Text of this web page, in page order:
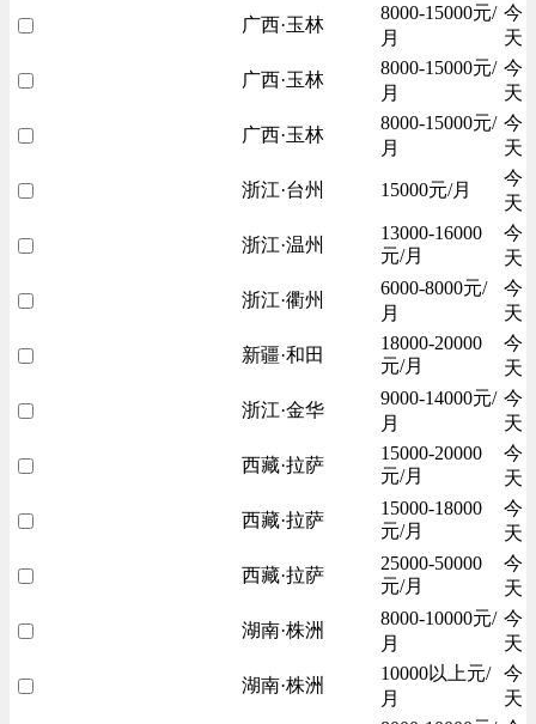
广西·玉林
8000-15000元/
月
今
天
广西·玉林
8000-15000元/
月
今
天
广西·玉林
8000-15000元/
月
今
天
浙江·台州 15000元/月
今
天
浙江·温州
13000-16000
元/月
今
天
浙江·衢州
6000-8000元/
月
今
天
新疆·和田
18000-20000
元/月
今
天
浙江·金华
9000-14000元/
月
今
天
西藏·拉萨
15000-20000
元/月
今
天
西藏·拉萨
15000-18000
元/月
今
天
西藏·拉萨
25000-50000
元/月
今
天
湖南·株洲
8000-10000元/
月
今
天
湖南·株洲
10000以上元/
月
今
天